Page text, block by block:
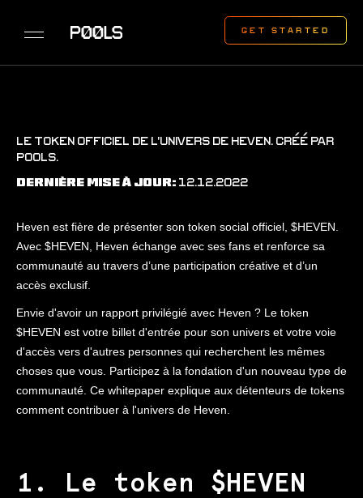
LE TOKEN OFFICIEL DE L'UNIVERS DE HEVEN. CRÉÉ PAR
P00LS.
DERNIÈRE MISE À JOUR: 12.12.2022
Heven est fière de présenter son token social officiel, $HEVEN.
Avec $HEVEN, Heven échange avec ses fans et renforce sa
communauté au travers d’une participation créative et d’un
accès exclusif.
Envie d'avoir un rapport privilégié avec Heven ? Le token
$HEVEN est votre billet d'entrée pour son univers et votre voie
d'accès vers d'autres personnes qui recherchent les mêmes
choses que vous. Participez à la fondation d'un nouveau type de
communauté. Ce whitepaper explique aux détenteurs de tokens
comment contribuer à l'univers de Heven.
1. Le token $HEVEN